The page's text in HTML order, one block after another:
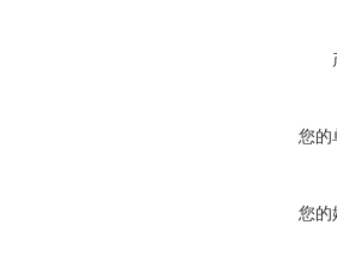
您的
您的